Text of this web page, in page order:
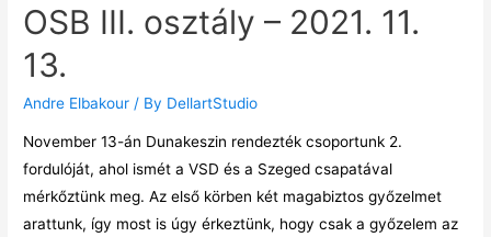
OSB III. osztály – 2021. 11.
13.
Andre Elbakour / By DellartStudio
November 13-án Dunakeszin rendezték csoportunk 2.
fordulóját, ahol ismét a VSD és a Szeged csapatával
mérkőztünk meg. Az első körben két magabiztos győzelmet
arattunk, így most is úgy érkeztünk, hogy csak a győzelem az